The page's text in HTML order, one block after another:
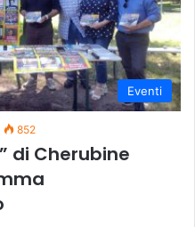
Eventi
852
di Cherubine